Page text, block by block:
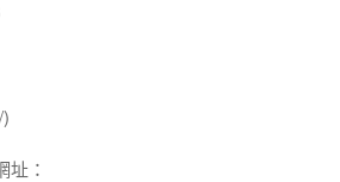
：